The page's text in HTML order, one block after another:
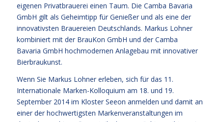
eigenen Privatbrauerei einen Taum. Die Camba Bavaria
GmbH gilt als Geheimtipp für Genießer und als eine der
innovativsten Brauereien Deutschlands. Markus Lohner
kombiniert mit der BrauKon GmbH und der Camba
Bavaria GmbH hochmodernen Anlagebau mit innovativer
Bierbraukunst.
Wenn Sie Markus Lohner erleben, sich für das 11.
Internationale Marken-Kolloquium am 18. und 19.
September 2014 im Kloster Seeon anmelden und damit an
einer der hochwertigsten Markenveranstaltungen im